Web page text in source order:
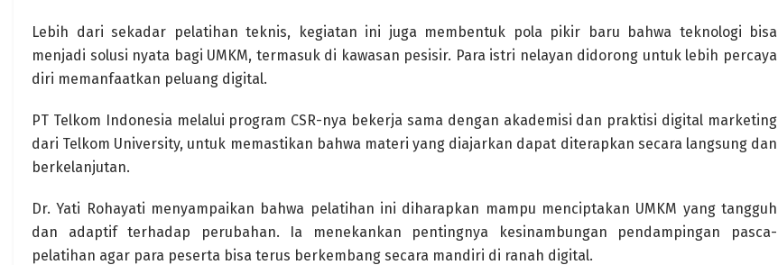
Lebih dari sekadar pelatihan teknis, kegiatan ini juga membentuk pola pikir baru bahwa teknologi bisa
menjadi solusi nyata bagi UMKM, termasuk di kawasan pesisir. Para istri nelayan didorong untuk lebih percaya
diri memanfaatkan peluang digital.
PT Telkom Indonesia melalui program CSR-nya bekerja sama dengan akademisi dan praktisi digital marketing
dari Telkom University, untuk memastikan bahwa materi yang diajarkan dapat diterapkan secara langsung dan
berkelanjutan.
Dr. Yati Rohayati menyampaikan bahwa pelatihan ini diharapkan mampu menciptakan UMKM yang tangguh
dan adaptif terhadap perubahan. Ia menekankan pentingnya kesinambungan pendampingan pasca-
pelatihan agar para peserta bisa terus berkembang secara mandiri di ranah digital.